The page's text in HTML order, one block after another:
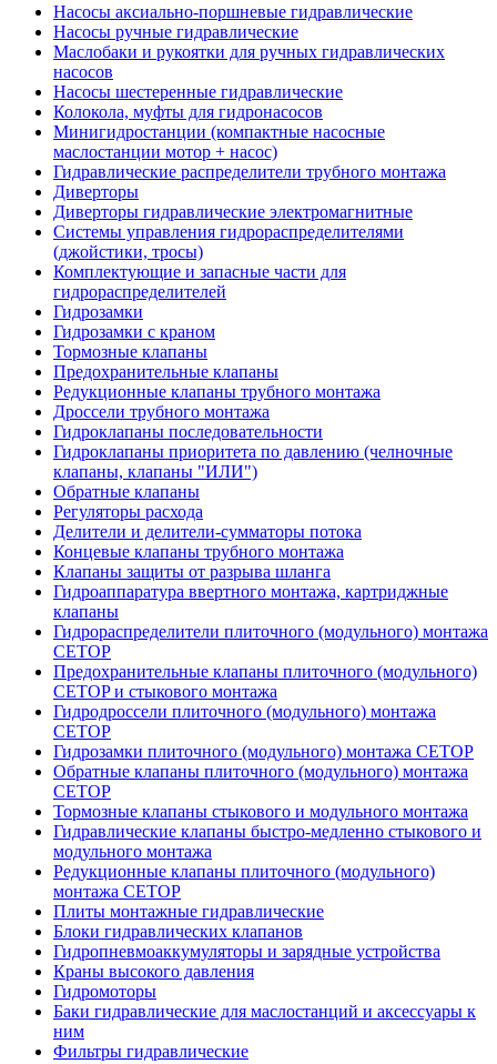
Насосы аксиально-поршневые гидравлические
Насосы ручные гидравлические
Маслобаки и рукоятки для ручных гидравлических
насосов
Насосы шестеренные гидравлические
Колокола, муфты для гидронасосов
Минигидростанции (компактные насосные
маслостанции мотор + насос)
Гидравлические распределители трубного монтажа
Диверторы
Диверторы гидравлические электромагнитные
Системы управления гидрораспределителями
(джойстики, тросы)
Комплектующие и запасные части для
гидрораспределителей
Гидрозамки
Гидрозамки с краном
Тормозные клапаны
Предохранительные клапаны
Редукционные клапаны трубного монтажа
Дроссели трубного монтажа
Гидроклапаны последовательности
Гидроклапаны приоритета по давлению (челночные
клапаны, клапаны "ИЛИ")
Обратные клапаны
Регуляторы расхода
Делители и делители-сумматоры потока
Концевые клапаны трубного монтажа
Клапаны защиты от разрыва шланга
Гидроаппаратура ввертного монтажа, картриджные
клапаны
Гидрораспределители плиточного (модульного) монтажa
CETOP
Предохранительные клапаны плиточного (модульного)
CETOP и стыкового монтажа
Гидродроссели плиточного (модульного) монтажа
CETOP
Гидрозамки плиточного (модульного) монтажа CETOP
Обратные клапаны плиточного (модульного) монтажа
CETOP
Тормозные клапаны стыкового и модульного монтажа
Гидравлические клапаны быстро-медленно стыкового и
модульного монтажа
Редукционные клапаны плиточного (модульного)
монтажа CETOP
Плиты монтажные гидравлические
Блоки гидравлических клапанов
Гидропневмоаккумуляторы и зарядные устройства
Краны высокого давления
Гидромоторы
Баки гидравлические для маслостанций и аксессуары к
ним
Фильтры гидравлические